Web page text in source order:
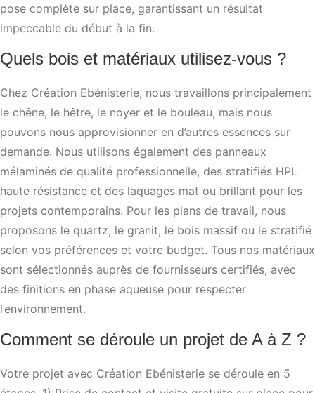
pose complète sur place, garantissant un résultat
impeccable du début à la fin.
Quels bois et matériaux utilisez-vous ?
Chez Création Ebénisterie, nous travaillons principalement
le chêne, le hêtre, le noyer et le bouleau, mais nous
pouvons nous approvisionner en d’autres essences sur
demande. Nous utilisons également des panneaux
mélaminés de qualité professionnelle, des stratifiés HPL
haute résistance et des laquages mat ou brillant pour les
projets contemporains. Pour les plans de travail, nous
proposons le quartz, le granit, le bois massif ou le stratifié
selon vos préférences et votre budget. Tous nos matériaux
sont sélectionnés auprès de fournisseurs certifiés, avec
des finitions en phase aqueuse pour respecter
l’environnement.
Comment se déroule un projet de A à Z ?
Votre projet avec Création Ebénisterie se déroule en 5